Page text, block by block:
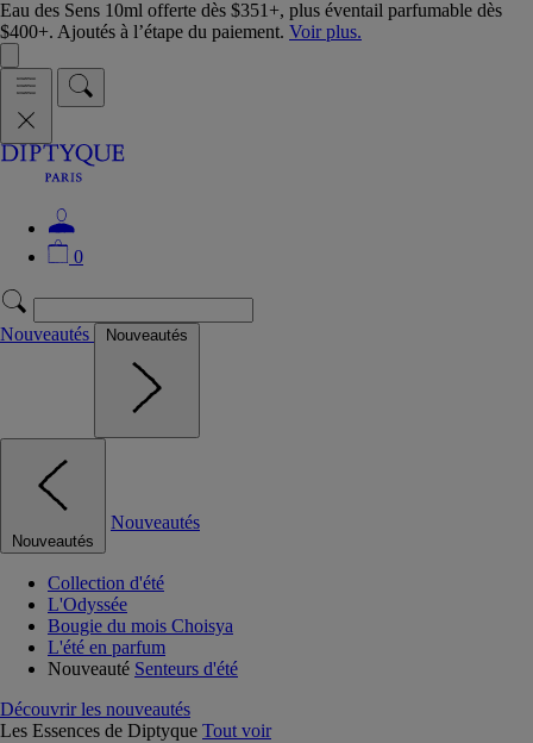
Eau des Sens 10ml offerte dès $351+, plus éventail parfumable dès
$400+. Ajoutés à l’étape du paiement. Voir plus.
0
Nouveautés Nouveautés
Nouveautés
Nouveautés
Collection d'été
L'Odyssée
Bougie du mois Choisya
L'été en parfum
Nouveauté Senteurs d'été
Découvrir les nouveautés
Les Essences de Diptyque Tout voir